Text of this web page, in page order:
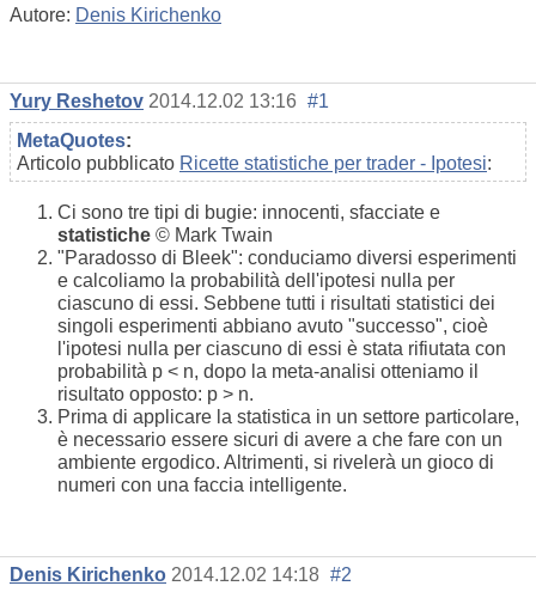
Autore: Denis Kirichenko
Yury Reshetov 2014.12.02 13:16 #1
MetaQuotes:
Articolo pubblicato Ricette statistiche per trader - Ipotesi:
Ci sono tre tipi di bugie: innocenti, sfacciate e
statistiche © Mark Twain
"Paradosso di Bleek": conduciamo diversi esperimenti
e calcoliamo la probabilità dell'ipotesi nulla per
ciascuno di essi. Sebbene tutti i risultati statistici dei
singoli esperimenti abbiano avuto "successo", cioè
l'ipotesi nulla per ciascuno di essi è stata rifiutata con
probabilità p < n, dopo la meta-analisi otteniamo il
risultato opposto: p > n.
Prima di applicare la statistica in un settore particolare,
è necessario essere sicuri di avere a che fare con un
ambiente ergodico. Altrimenti, si rivelerà un gioco di
numeri con una faccia intelligente.
Denis Kirichenko 2014.12.02 14:18 #2